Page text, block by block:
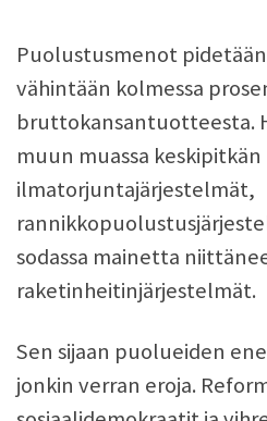
Puolustusmenot
vähintään kolmessa
bruttokansantuotteesta.
muun muassa
ilmatorjuntajärjestelmät,
sodassa mainetta
raketinheitinjärjestelmät.
Sen sijaan puolueiden
jonkin verran eroja.